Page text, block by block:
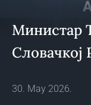
Министар
Словачкој
30. May 2026.